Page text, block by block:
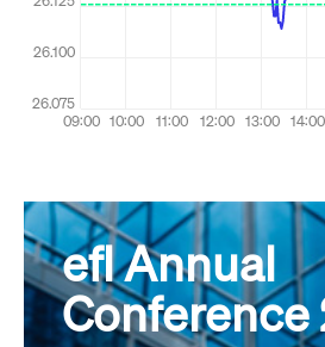
efl Annual
Conference